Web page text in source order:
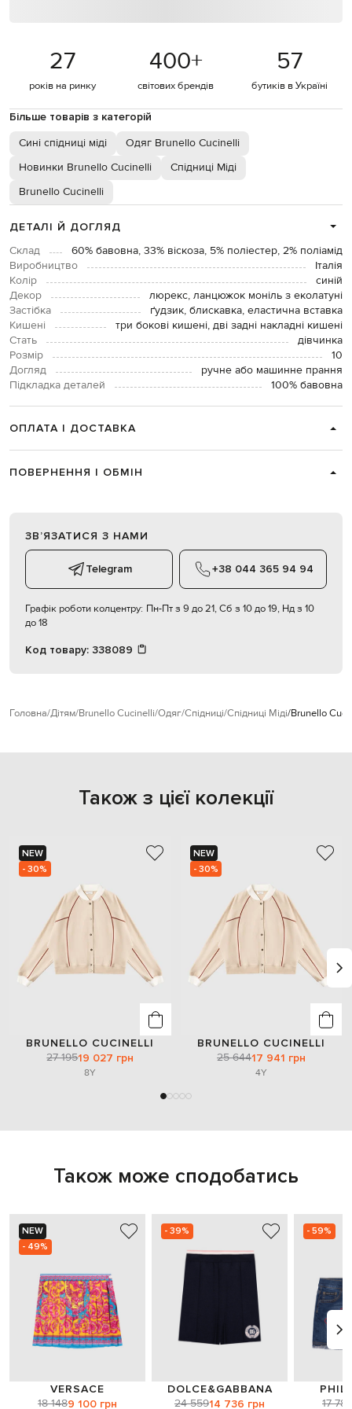
27
років на ринку
400+
світових брендів
57
бутиків в Україні
Більше товарів з категорій
Сині спідниці міді
Одяг Brunello Cucinelli
Новинки Brunello Cucinelli
Спідниці Міді
Brunello Cucinelli
ДЕТАЛІ Й ДОГЛЯД
Склад
60% бавовна, 33% віскоза, 5% поліестер, 2% поліамід
Виробництво
Італія
Колір
синій
Декор
люрекс, ланцюжок моніль з еколатуні
Застібка
ґудзик, блискавка, еластична вставка
Кишені
три бокові кишені, дві задні накладні кишені
Стать
дівчинка
Розмір
10
Догляд
ручне або машинне прання
Підкладка деталей
100% бавовна
ОПЛАТА І ДОСТАВКА
ПОВЕРНЕННЯ І ОБМІН
ЗВʼЯЗАТИСЯ З НАМИ
Telegram +38 044 365 94 94
Графік роботи колцентру: Пн-Пт з 9 до 21, Сб з 10 до 19, Нд з 10
до 18
Код товару: 338089
Головна Дітям Brunello Cucinelli Одяг Спідниці Спідниці Міді Brunello
Також з цієї колекції
NEW
- 30%
BRUNELLO CUCINELLI
27 19519 027 грн
8Y
NEW
- 30%
BRUNELLO CUCINELLI
25 64417 941 грн
4Y
Також може сподобатись
NEW
- 49%
VERSACE
18 1489 100 грн
- 39%
DOLCE&GABBANA
24 55914 736 грн
- 59%
17 786